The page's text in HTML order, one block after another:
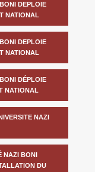
DEPLOIE
NATIONAL
DEPLOIE
NATIONAL
DÉPLOIE
NATIONAL
NAZI
NAZI BONI
DU